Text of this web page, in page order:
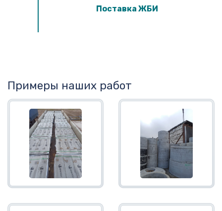
Поставка ЖБИ
Примеры наших работ